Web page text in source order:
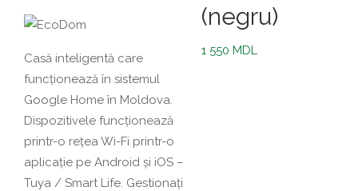
(negru)
1 550 MDL
Casă inteligentă care
funcționează în sistemul
Google Home în Moldova.
Dispozitivele funcționează
printr-o rețea Wi-Fi printr-o
aplicație pe Android și iOS –
Tuya / Smart Life. Gestionați